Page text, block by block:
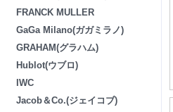
FRANCK MULLER
GaGa Milano(ガガミラノ)
GRAHAM(グラハム)
Hublot(ウブロ)
IWC
Jacob＆Co.(ジェイコブ)